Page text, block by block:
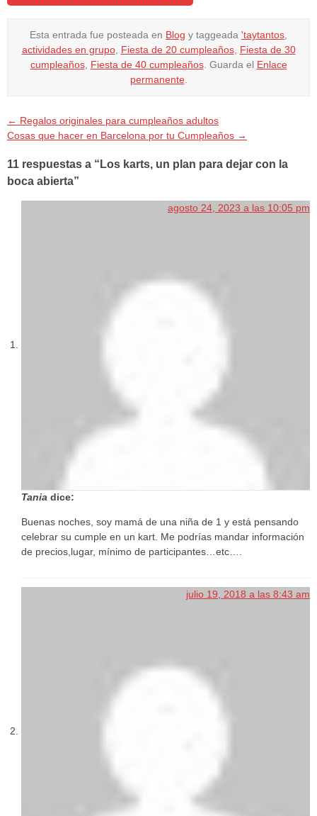
Esta entrada fue posteada en Blog y taggeada 'taytantos,
actividades en grupo, Fiesta de 20 cumpleaños, Fiesta de 30
cumpleaños, Fiesta de 40 cumpleaños. Guarda el Enlace
permanente.
← Regalos originales para cumpleaños adultos
Cosas que hacer en Barcelona por tu Cumpleaños →
11 respuestas a “Los karts, un plan para dejar con la
boca abierta”
Tania dice:
agosto 24, 2023 a las 10:05 pm
Buenas noches, soy mamá de una niña de 1 y está pensando
celebrar su cumple en un kart. Me podrías mandar información
de precios,lugar, mínimo de participantes…etc….
julio 19, 2018 a las 8:43 am